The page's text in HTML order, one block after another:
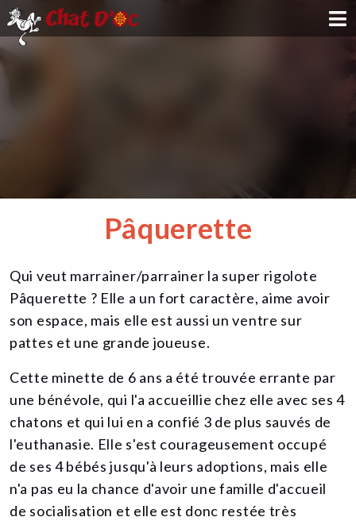
NOUS SOUTENIR
CONTACT
Pâquerette
Qui veut marrainer/parrainer la super rigolote
Pâquerette ? Elle a un fort caractère, aime avoir
son espace, mais elle est aussi un ventre sur
pattes et une grande joueuse.
Cette minette de 6 ans a été trouvée errante par
une bénévole, qui l'a accueillie chez elle avec ses 4
chatons et qui lui en a confié 3 de plus sauvés de
l'euthanasie. Elle s'est courageusement occupé
de ses 4 bébés jusqu'à leurs adoptions, mais elle
n'a pas eu la chance d'avoir une famille d'accueil
de socialisation et elle est donc restée très